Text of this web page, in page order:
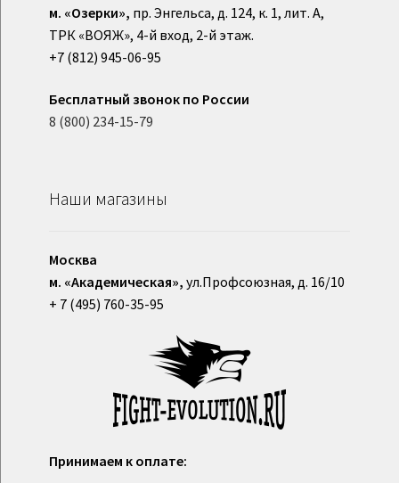
м. «Озерки», пр. Энгельса, д. 124, к. 1, лит. А,
ТРК «ВОЯЖ», 4-й вход, 2-й этаж.
+7 (812) 945-06-95
Бесплатный звонок по России
8 (800) 234-15-79
Наши магазины
Москва
м. «Академическая», ул.Профсоюзная, д. 16/10
+ 7 (495) 760-35-95
Принимаем к оплате: